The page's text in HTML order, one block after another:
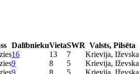
DalībniekuVietaSWR Valsts, Pilsēta
16 13 7
Krievija, Iževska
9 8 5
Krievija, Iževska
9 8 5 Krievija, Iževska